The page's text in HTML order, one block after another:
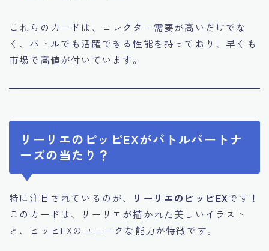
これらのカードは、コレクター需要が高いだけでな
く、バトルでも活躍できる性能を持っており、早くも
市場で高値が付いています。
リーリエのピッピEXがバトルパートナ
ーズの当たり？
特に注目されているのが、 リーリエのピッピEXです！
このカードは、リーリエが描かれた美しいイラスト
と、ピッピEXのユニークな能力が特徴です。